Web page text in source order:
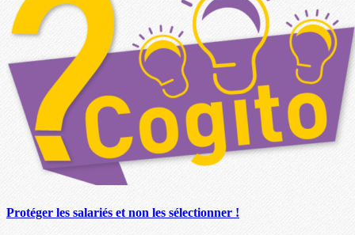
Protéger les salariés et non les sélectionner !